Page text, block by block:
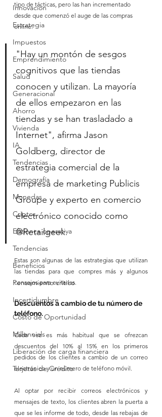
Innovación
Estrategia
Impuestos
Emprendimiento
Salud
Generacional
Ahorro
Vivienda
IA
Tendencias
Demografía
Monedas
Criptos
Eficienca operativa
Tendencias
Beneficios
Pensamiento crítico
Incertidumbre
Costo de Oportunidad
Millennials
Liberación de carga financiera
Tarjetas de Crédito
tipo de tácticas, pero las han incrementado
desde que comenzó el auge de las compras
online.
"Hay un montón de sesgos
cognitivos que las tiendas
conocen y utilizan. La mayoría
de ellos empezaron en las
tiendas y se han trasladado a
Internet", afirma Jason
Goldberg, director de
estrategia comercial de la
empresa de marketing Publicis
Groupe y experto en comercio
electrónico conocido como
@Retailgeek.
Estas son algunas de las estrategias que utilizan
las tiendas para que compres más y algunos
consejos para evitarlas.
Descuentos a cambio de tu número de
teléfono.
Cada vez es más habitual que se ofrezcan
descuentos del 10% al 15% en los primeros
pedidos de los clientes a cambio de un correo
electrónico y un número de teléfono móvil.
Al optar por recibir correos electrónicos y
mensajes de texto, los clientes abren la puerta a
que se les informe de todo, desde las rebajas de